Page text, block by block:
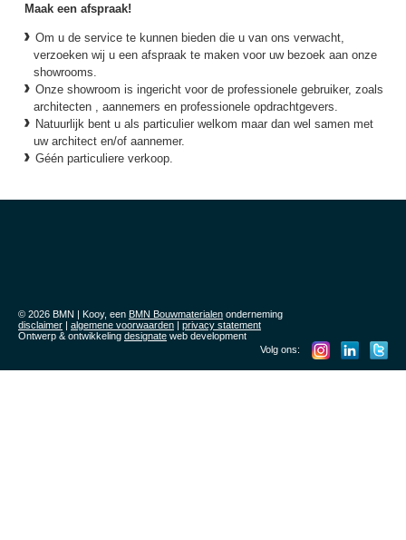
Maak een afspraak!
Om u de service te kunnen bieden die u van ons verwacht,
verzoeken wij u een afspraak te maken voor uw bezoek aan onze
showrooms.
Onze showroom is ingericht voor de professionele gebruiker, zoals
architecten , aannemers en professionele opdrachtgevers.
Natuurlijk bent u als particulier welkom maar dan wel samen met
uw architect en/of aannemer.
Géén particuliere verkoop.
© 2026 BMN | Kooy, een BMN Bouwmaterialen onderneming
disclaimer | algemene voorwaarden | privacy statement
Ontwerp & ontwikkeling designate web development
Volg ons: